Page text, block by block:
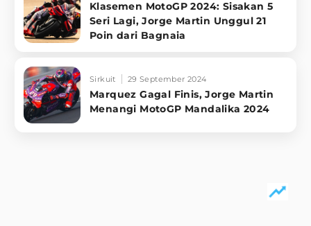
Klasemen MotoGP 2024: Sisakan 5
Seri Lagi, Jorge Martin Unggul 21
Poin dari Bagnaia
Sirkuit 29 September 2024
Marquez Gagal Finis, Jorge Martin
Menangi MotoGP Mandalika 2024